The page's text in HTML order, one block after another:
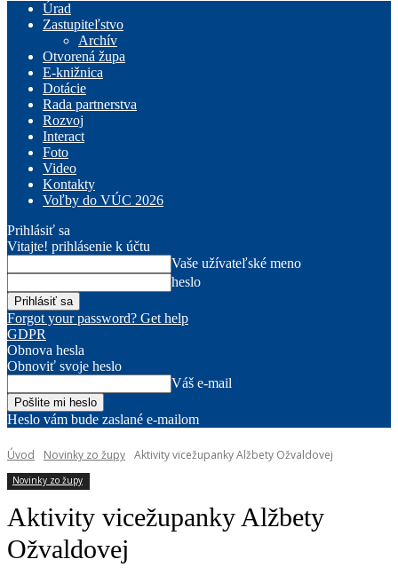
Úrad
Zastupiteľstvo
Archív
Otvorená župa
E-knižnica
Dotácie
Rada partnerstva
Rozvoj
Interact
Foto
Video
Kontakty
Voľby do VÚC 2026
Prihlásiť sa
Vitajte! prihlásenie k účtu
Vaše užívateľské meno
heslo
Forgot your password? Get help
GDPR
Obnova hesla
Obnoviť svoje heslo
Váš e-mail
Heslo vám bude zaslané e-mailom
Úvod Novinky zo župy Aktivity vicežupanky Alžbety Ožvaldovej
Novinky zo župy
Aktivity vicežupanky Alžbety
Ožvaldovej